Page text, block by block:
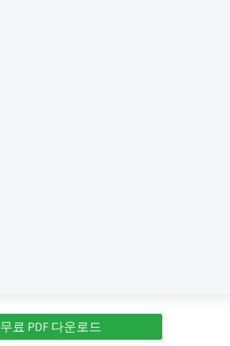
무료 PDF 다운로드